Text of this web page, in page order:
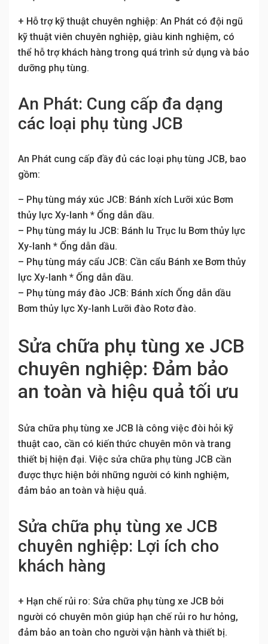
+ Hỗ trợ kỹ thuật chuyên nghiệp: An Phát có đội ngũ
kỹ thuật viên chuyên nghiệp, giàu kinh nghiệm, có
thể hỗ trợ khách hàng trong quá trình sử dụng và bảo
dưỡng phụ tùng.
An Phát: Cung cấp đa dạng
các loại phụ tùng JCB
An Phát cung cấp đầy đủ các loại phụ tùng JCB, bao
gồm:
– Phụ tùng máy xúc JCB: Bánh xích Lưỡi xúc Bơm
thủy lực Xy-lanh * Ống dẫn dầu.
– Phụ tùng máy lu JCB: Bánh lu Trục lu Bơm thủy lực
Xy-lanh * Ống dẫn dầu.
– Phụ tùng máy cẩu JCB: Cần cẩu Bánh xe Bơm thủy
lực Xy-lanh * Ống dẫn dầu.
– Phụ tùng máy đào JCB: Bánh xích Ống dẫn dầu
Bơm thủy lực Xy-lanh Lưỡi đào Rotơ đào.
Sửa chữa phụ tùng xe JCB
chuyên nghiệp: Đảm bảo
an toàn và hiệu quả tối ưu
Sửa chữa phụ tùng xe JCB là công việc đòi hỏi kỹ
thuật cao, cần có kiến thức chuyên môn và trang
thiết bị hiện đại. Việc sửa chữa phụ tùng JCB cần
được thực hiện bởi những người có kinh nghiệm,
đảm bảo an toàn và hiệu quả.
Sửa chữa phụ tùng xe JCB
chuyên nghiệp: Lợi ích cho
khách hàng
+ Hạn chế rủi ro: Sửa chữa phụ tùng xe JCB bởi
người có chuyên môn giúp hạn chế rủi ro hư hỏng,
đảm bảo an toàn cho người vận hành và thiết bị.